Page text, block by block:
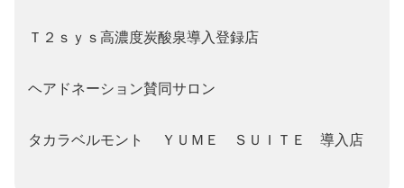
Ｔ２ｓｙｓ高濃度炭酸泉導入登録店
ヘアドネーション賛同サロン
タカラベルモント ＹＵＭＥ ＳＵＩＴＥ 導入店